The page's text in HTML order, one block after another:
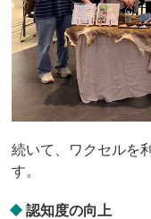
続いて、ワクセルを
す。
認知度の向上